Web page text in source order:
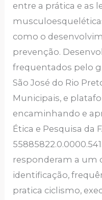
entre a prática e as
como o
prevenção.
frequentados pelo
São José do Rio
Municipais, e
encaminhando e
Ética e Pesquisa da
responderam a um
identificação,
pratica ciclismo,